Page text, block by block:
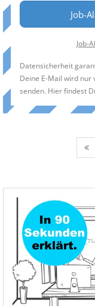
Job-
Job-
Datensicherheit
Deine E-Mail wird
senden. Hier findest